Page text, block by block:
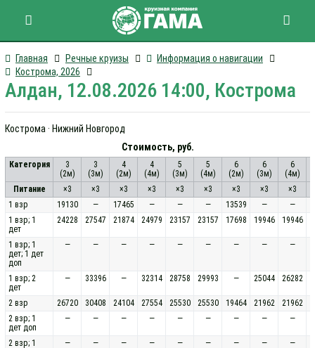
Главная Речные круизы
Информация о навигации
Кострома, 2026
Алдан, 12.08.2026 14:00, Кострома
Кострома · Нижний Новгород
Стоимость, руб.
Категория
3
(2м)
3
(3м)
4
(2м)
4
(4м)
5
(3м)
5
(4м)
6
(2м)
6
(3м)
6
(4м)
Питание
×3 ×3 ×3 ×3 ×3 ×3 ×3 ×3
×3
1 взр
19130 — 17465 — — — 13539 — —
1 взр; 1
дет
24228 27547 21874 24979 23157 23157 17698 19946 19946
1 взр; 1
дет; 1 дет
доп
— — — — — — — — —
1 взр; 2
дет
— 33396 — 32314 28758 29993 — 25044 26282
2 взр 26720 30408 24104 27554 25530 25530 19464 21962 21962
2 взр; 1
дет доп
— — — — — — — — —
2 взр; 1
— — — — — — — — —